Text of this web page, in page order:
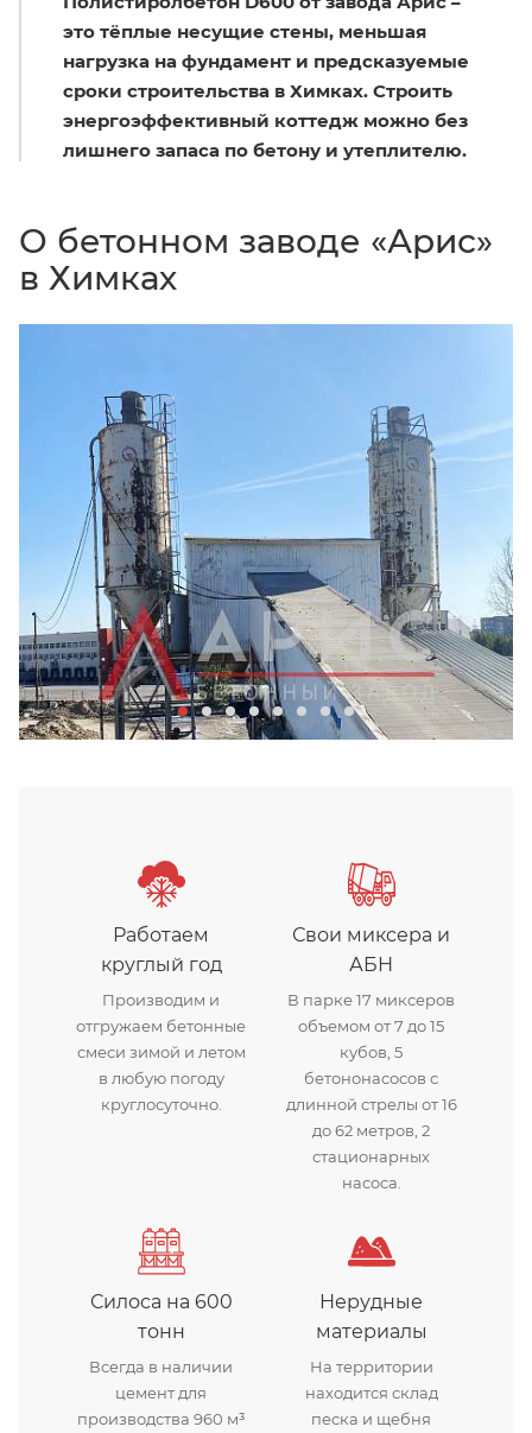
это тёплые несущие стены, меньшая
нагрузка на фундамент и предсказуемые
сроки строительства в Химках. Строить
энергоэффективный коттедж можно без
лишнего запаса по бетону и утеплителю.
О бетонном заводе «Арис»
в Химках
Работаем
круглый год
Производим и
отгружаем бетонные
смеси зимой и летом
в любую погоду
круглосуточно.
Свои миксера и
АБН
В парке 17 миксеров
объемом от 7 до 15
кубов, 5
бетононасосов с
длинной стрелы от 16
до 62 метров, 2
стационарных
насоса.
Силоса на 600
тонн
Всегда в наличии
цемент для
производства 960 м³
Нерудные
материалы
На территории
находится склад
песка и щебня